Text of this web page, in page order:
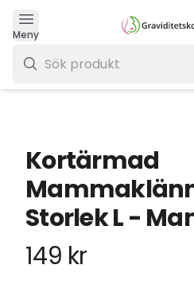
Meny
Kortärmad
Storlek L -
149 kr